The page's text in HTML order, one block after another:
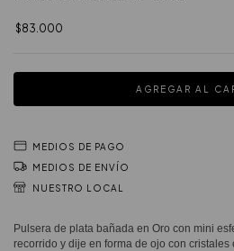
$83.000
MEDIOS DE PAGO
MEDIOS DE ENVÍO
NUESTRO LOCAL
Pulsera de plata bañada en Oro con mini
recorrido y dije en forma de ojo con cristales